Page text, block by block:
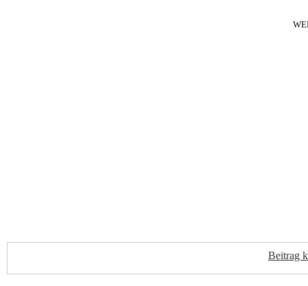
Beitrag